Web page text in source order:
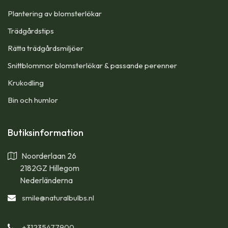
Plantering av blomsterlökar
Trädgårdstips
Rätta trädgårdsmiljöer
Snittblommor blomsterlökar & passande perenner
Krukodling
Bin och humlor
Butiksinformation
Noorderlaan 26
2182GZ Hillegom
Nederländerna
smile@naturalbulbs.nl